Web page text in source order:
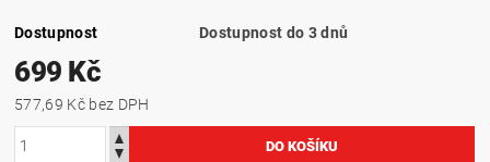
Dostupnost Dostupnost do 3 dnů
699 Kč
577,69 Kč bez DPH